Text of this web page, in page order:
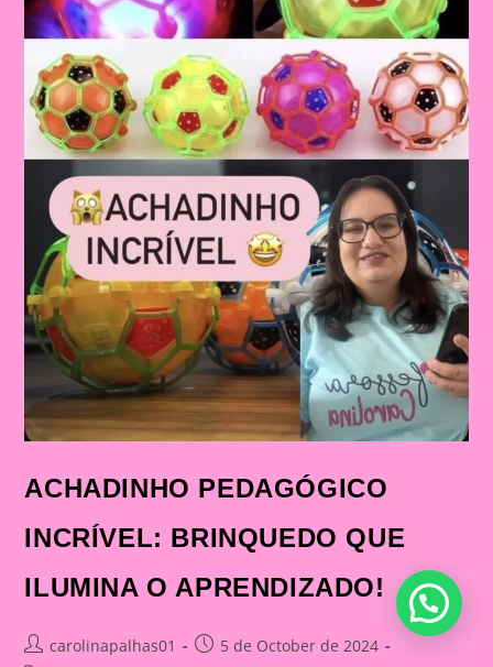
ACHADINHO PEDAGÓGICO
INCRÍVEL: BRINQUEDO QUE
ILUMINA O APRENDIZADO!
Postcarolinapalhas01
Post5 de October de 2024